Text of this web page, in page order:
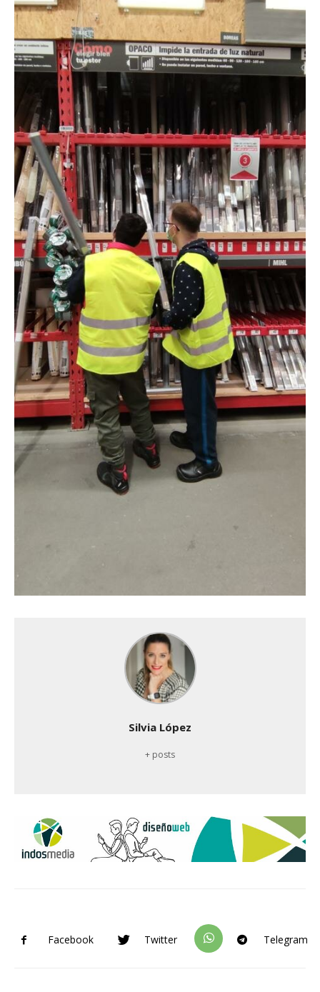
Silvia López
+ posts
Facebook Twitter Telegram